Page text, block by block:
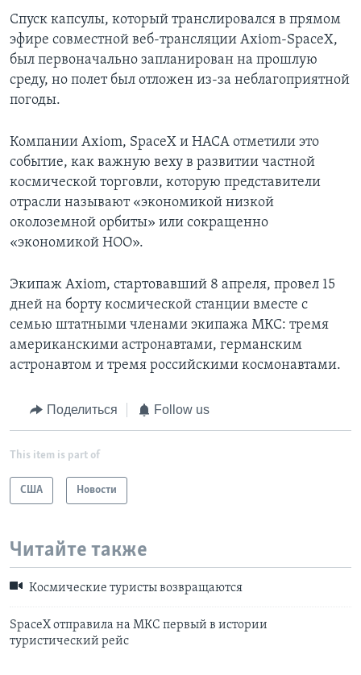
Спуск капсулы, который транслировался в прямом
эфире совместной веб-трансляции Axiom-SpaceX,
был первоначально запланирован на прошлую
среду, но полет был отложен из-за неблагоприятной
погоды.
Компании Axiom, SpaceX и НАСА отметили это
событие, как важную веху в развитии частной
космической торговли, которую представители
отрасли называют «экономикой низкой
околоземной орбиты» или сокращенно
«экономикой НОО».
Экипаж Axiom, стартовавший 8 апреля, провел 15
дней на борту космической станции вместе с
семью штатными членами экипажа МКС: тремя
американскими астронавтами, германским
астронавтом и тремя российскими космонавтами.
Поделиться Follow us
This item is part of
США Новости
Читайте также
Космические туристы возвращаются
SpaceX отправила на МКС первый в истории
туристический рейс